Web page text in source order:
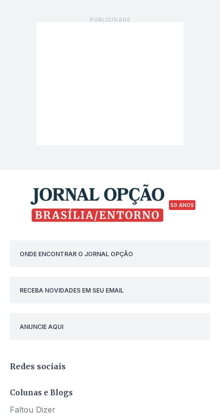
50 ANOS
ONDE ENCONTRAR O JORNAL OPÇÃO
RECEBA NOVIDADES EM SEU EMAIL
ANUNCIE AQUI
Redes sociais
Colunas e Blogs
Faltou Dizer